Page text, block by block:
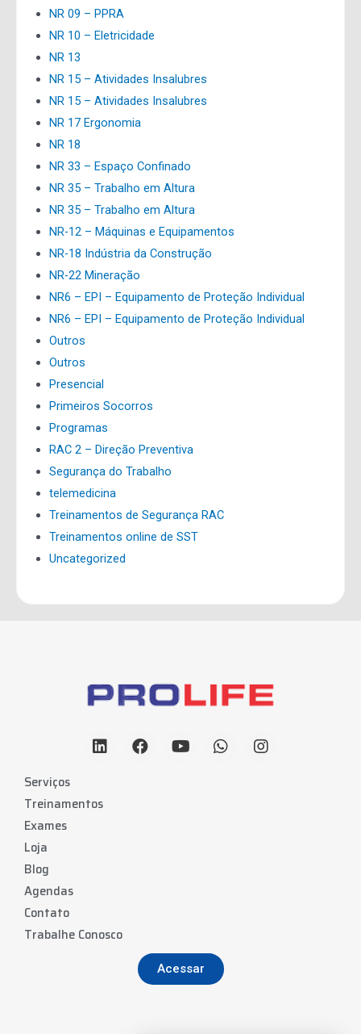
NR 09 – PPRA
NR 10 – Eletricidade
NR 13
NR 15 – Atividades Insalubres
NR 15 – Atividades Insalubres
NR 17 Ergonomia
NR 18
NR 33 – Espaço Confinado
NR 35 – Trabalho em Altura
NR 35 – Trabalho em Altura
NR-12 – Máquinas e Equipamentos
NR-18 Indústria da Construção
NR-22 Mineração
NR6 – EPI – Equipamento de Proteção Individual
NR6 – EPI – Equipamento de Proteção Individual
Outros
Outros
Presencial
Primeiros Socorros
Programas
RAC 2 – Direção Preventiva
Segurança do Trabalho
telemedicina
Treinamentos de Segurança RAC
Treinamentos online de SST
Uncategorized
Serviços
Treinamentos
Exames
Loja
Blog
Agendas
Contato
Trabalhe Conosco
Acessar